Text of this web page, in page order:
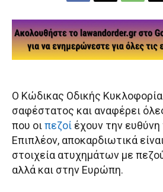
Ο Κώδικας Οδικής
σαφέστατος και αναφέρει
που οιπεζοί έχουν την ευθύνη
Επιπλέον, αποκαρδιωτικά
στοιχεία ατυχημάτων με
αλλά και στην Ευρώπη.